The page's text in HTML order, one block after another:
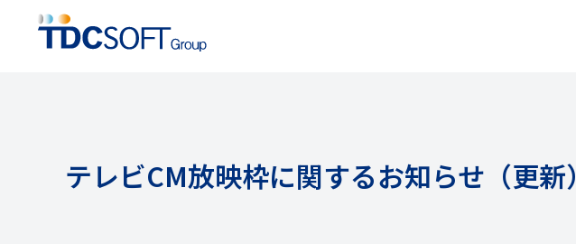
テレビCM放映枠に関するお知らせ（更新）